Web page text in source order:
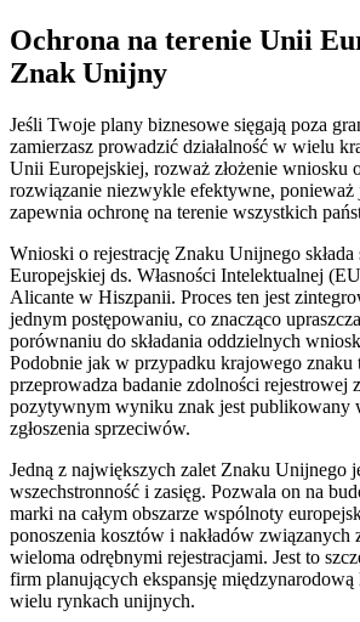
Ochrona na terenie Unii
Znak Unijny
Jeśli Twoje plany biznesowe sięgają poza
zamierzasz prowadzić działalność w wielu
Unii Europejskiej, rozważ złożenie wniosku
rozwiązanie niezwykle efektywne, ponieważ
zapewnia ochronę na terenie wszystkich
Wnioski o rejestrację Znaku Unijnego
Europejskiej ds. Własności Intelektualnej
Alicante w Hiszpanii. Proces ten jest
jednym postępowaniu, co znacząco
porównaniu do składania oddzielnych
Podobnie jak w przypadku krajowego
przeprowadza badanie zdolności rejestrowej
pozytywnym wyniku znak jest publikowany
zgłoszenia sprzeciwów.
Jedną z największych zalet Znaku Unijnego
wszechstronność i zasięg. Pozwala on na
marki na całym obszarze wspólnoty
ponoszenia kosztów i nakładów związanych
wieloma odrębnymi rejestracjami. Jest to
firm planujących ekspansję międzynarodową
wielu rynkach unijnych.